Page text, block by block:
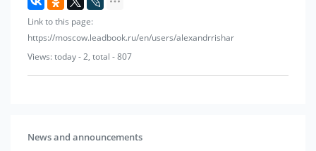
★ Александр Ришар работал на одной площадке со
Мария Вовченко
Link to this page:
https://moscow.leadbook.ru/en/users/alexandrrishar
Views: today - 2, total - 807
News and announcements